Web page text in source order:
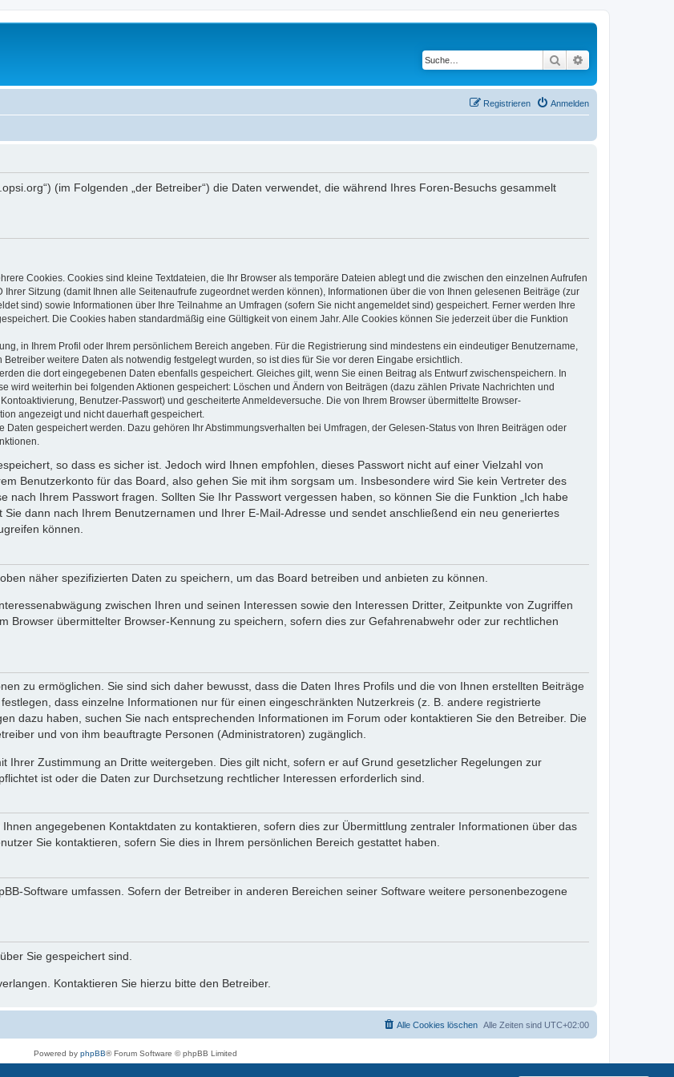
Suche
Anmelden
Registrieren
(im Folgenden „der Betreiber“) die Daten verwendet, die während Ihres Foren-Besuchs gesammelt
Cookies. Cookies sind kleine Textdateien, die Ihr Browser als temporäre Dateien ablegt und die zwischen den einzelnen Aufrufen
Sitzung (damit Ihnen alle Seitenaufrufe zugeordnet werden können), Informationen über die von Ihnen gelesenen Beiträge (zur
sind) sowie Informationen über Ihre Teilnahme an Umfragen (sofern Sie nicht angemeldet sind) gespeichert. Ferner werden Ihre
Die Cookies haben standardmäßig eine Gültigkeit von einem Jahr. Alle Cookies können Sie jederzeit über die Funktion
in Ihrem Profil oder Ihrem persönlichem Bereich angeben. Für die Registrierung sind mindestens ein eindeutiger Benutzername,
weitere Daten als notwendig festgelegt wurden, so ist dies für Sie vor deren Eingabe ersichtlich.
die dort eingegebenen Daten ebenfalls gespeichert. Gleiches gilt, wenn Sie einen Beitrag als Entwurf zwischenspeichern. In
wird weiterhin bei folgenden Aktionen gespeichert: Löschen und Ändern von Beiträgen (dazu zählen Private Nachrichten und
Benutzer-Passwort) und gescheiterte Anmeldeversuche. Die von Ihrem Browser übermittelte Browser-
angezeigt und nicht dauerhaft gespeichert.
gespeichert werden. Dazu gehören Ihr Abstimmungsverhalten bei Umfragen, der Gelesen-Status von Ihren Beiträgen oder
so dass es sicher ist. Jedoch wird Ihnen empfohlen, dieses Passwort nicht auf einer Vielzahl von
Benutzerkonto für das Board, also gehen Sie mit ihm sorgsam um. Insbesondere wird Sie kein Vertreter des
nach Ihrem Passwort fragen. Sollten Sie Ihr Passwort vergessen haben, so können Sie die Funktion „Ich habe
dann nach Ihrem Benutzernamen und Ihrer E-Mail-Adresse und sendet anschließend ein neu generiertes
können.
näher spezifizierten Daten zu speichern, um das Board betreiben und anbieten zu können.
zwischen Ihren und seinen Interessen sowie den Interessen Dritter, Zeitpunkte von Zugriffen
Browser übermittelter Browser-Kennung zu speichern, sofern dies zur Gefahrenabwehr oder zur rechtlichen
zu ermöglichen. Sie sind sich daher bewusst, dass die Daten Ihres Profils und die von Ihnen erstellten Beiträge
dass einzelne Informationen nur für einen eingeschränkten Nutzerkreis (z. B. andere registrierte
dazu haben, suchen Sie nach entsprechenden Informationen im Forum oder kontaktieren Sie den Betreiber. Die
und von ihm beauftragte Personen (Administratoren) zugänglich.
Ihrer Zustimmung an Dritte weitergeben. Dies gilt nicht, sofern er auf Grund gesetzlicher Regelungen zur
ist oder die Daten zur Durchsetzung rechtlicher Interessen erforderlich sind.
angegebenen Kontaktdaten zu kontaktieren, sofern dies zur Übermittlung zentraler Informationen über das
Sie kontaktieren, sofern Sie dies in Ihrem persönlichen Bereich gestattet haben.
Software umfassen. Sofern der Betreiber in anderen Bereichen seiner Software weitere personenbezogene
Sie gespeichert sind.
Kontaktieren Sie hierzu bitte den Betreiber.
Alle Zeiten sind UTC+02:00
Alle Cookies löschen
Powered by phpBB® Forum Software © phpBB Limited